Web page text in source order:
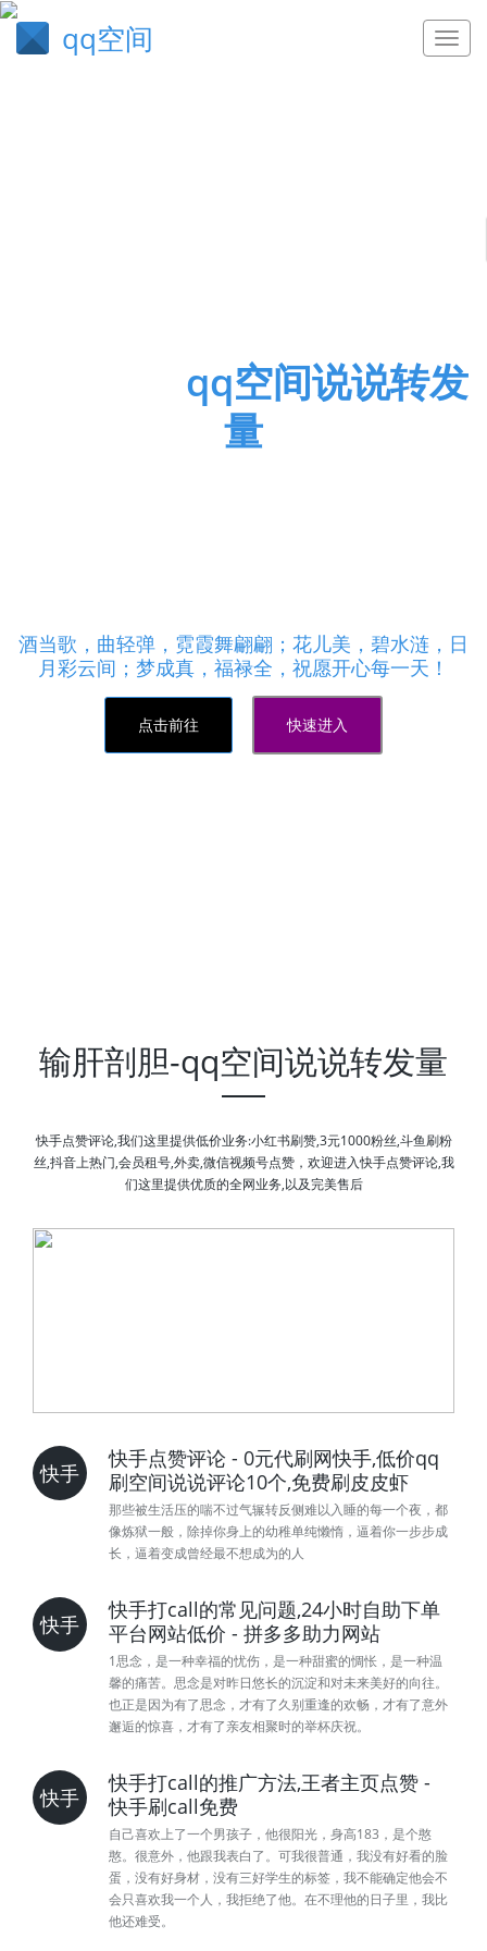
qq空间
qq空间说说转发
量
酒当歌，曲轻弹，霓霞舞翩翩；花儿美，碧水涟，日
月彩云间；梦成真，福禄全，祝愿开心每一天！
点击前往 快速进入
输肝剖胆-qq空间说说转发量
快手点赞评论,我们这里提供低价业务:小红书刷赞,3元1000粉丝,斗鱼刷粉
丝,抖音上热门,会员租号,外卖,微信视频号点赞，欢迎进入快手点赞评论,我
们这里提供优质的全网业务,以及完美售后
快手
快手点赞评论 - 0元代刷网快手,低价qq
刷空间说说评论10个,免费刷皮皮虾
那些被生活压的喘不过气辗转反侧难以入睡的每一个夜，都
像炼狱一般，除掉你身上的幼稚单纯懒惰，逼着你一步步成
长，逼着变成曾经最不想成为的人
快手
快手打call的常见问题,24小时自助下单
平台网站低价 - 拼多多助力网站
1思念，是一种幸福的忧伤，是一种甜蜜的惆怅，是一种温
馨的痛苦。思念是对昨日悠长的沉淀和对未来美好的向往。
也正是因为有了思念，才有了久别重逢的欢畅，才有了意外
邂逅的惊喜，才有了亲友相聚时的举杯庆祝。
快手
快手打call的推广方法,王者主页点赞 -
快手刷call免费
自己喜欢上了一个男孩子，他很阳光，身高183，是个憨
憨。很意外，他跟我表白了。可我很普通，我没有好看的脸
蛋，没有好身材，没有三好学生的标签，我不能确定他会不
会只喜欢我一个人，我拒绝了他。在不理他的日子里，我比
他还难受。